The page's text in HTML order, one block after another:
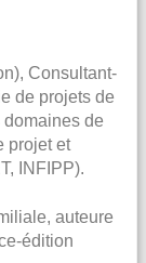
Consultant-
de projets de
de
projet et
INFIPP).
auteure
édition